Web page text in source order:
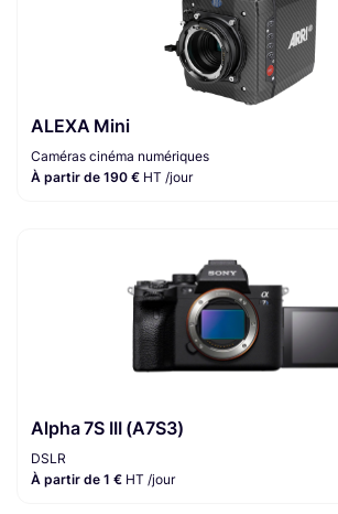
ALEXA Mini
Caméras cinéma numériques
À partir de 190 € HT /jour
Alpha 7S III (A7S3)
DSLR
À partir de 1 € HT /jour